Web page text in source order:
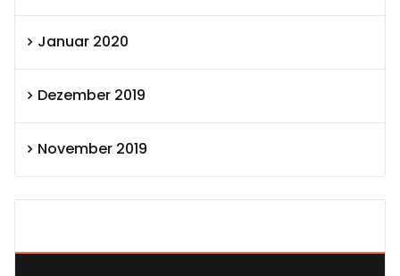
Januar 2020
Dezember 2019
November 2019